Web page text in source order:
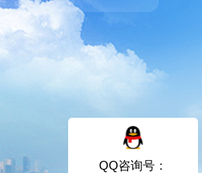
QQ咨询号：